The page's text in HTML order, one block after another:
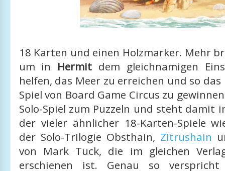
18 Karten und einen Holzmarker. Mehr
um in Hermit dem gleichnamigen
helfen, das Meer zu erreichen und so das
Spiel von Board Game Circus zu
Solo-Spiel zum Puzzeln und steht damit
der vieler ähnlicher 18-Karten-Spiele
der Solo-Trilogie Obsthain, Zitrushain
von Mark Tuck, die im gleichen
erschienen ist. Genau so